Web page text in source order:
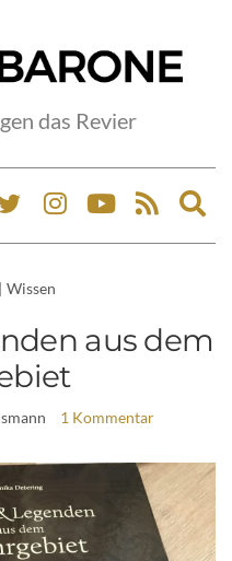
das Revier
| Wissen
aus dem
1 Kommentar